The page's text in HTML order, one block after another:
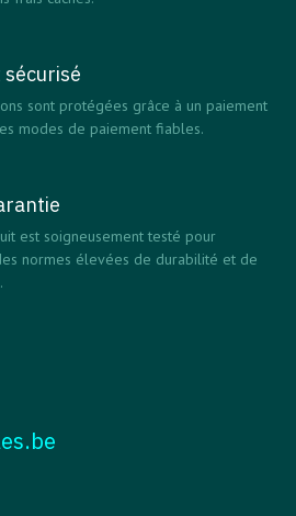
sécurisé
sont protégées grâce à un paiement
modes de paiement fiables.
est soigneusement testé pour
normes élevées de durabilité et de